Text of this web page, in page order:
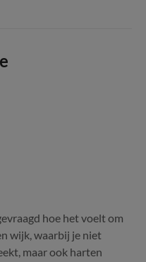
hoe het voelt om
wijk, waarbij je niet
maar ook harten